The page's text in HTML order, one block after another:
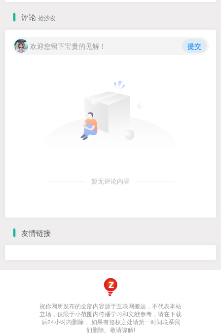
评论 抢沙发
欢迎您留下宝贵的见解！ 提交
暂无评论内容
友情链接
祝你网所发布的全部内容源于互联网搬运，不代表本站
立场，仅限于小范围内传播学习和文献参考，请在下载
后24小时内删除， 如果有侵权之处请第一时间联系我
们删除。敬请谅解!